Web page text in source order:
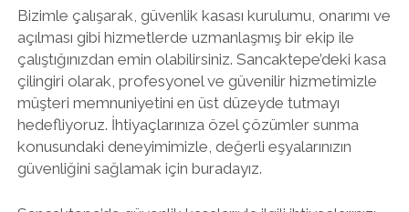
Bizimle çalışarak, güvenlik kasası kurulumu, onarımı ve
açılması gibi hizmetlerde uzmanlaşmış bir ekip ile
çalıştığınızdan emin olabilirsiniz. Sancaktepe’deki kasa
çilingiri olarak, profesyonel ve güvenilir hizmetimizle
müşteri memnuniyetini en üst düzeyde tutmayı
hedefliyoruz. İhtiyaçlarınıza özel çözümler sunma
konusundaki deneyimimizle, değerli eşyalarınızın
güvenliğini sağlamak için buradayız.